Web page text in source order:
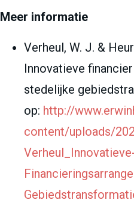
Meer informatie
Verheul, W. J. &
Innovatieve
stedelijke
op: http://
content/uploads/